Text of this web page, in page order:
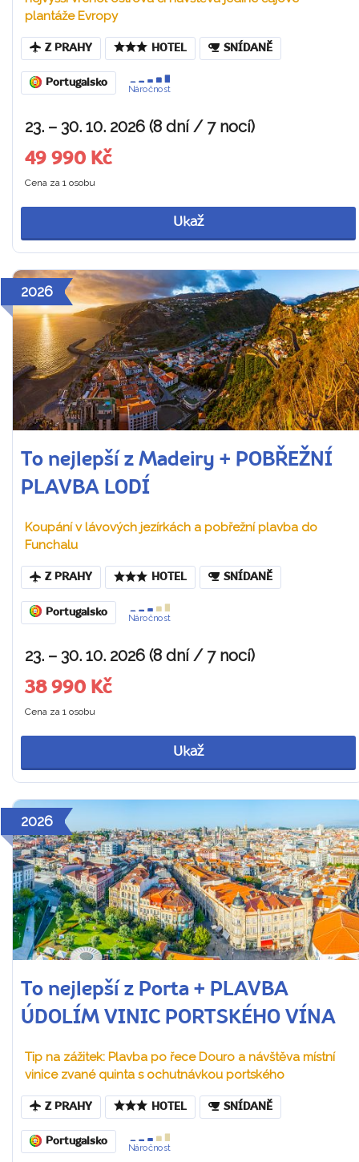
plantáže Evropy
Z PRAHY HOTEL SNÍDANĚ
Portugalsko
Náročnost
23. – 30. 10. 2026 (8 dní / 7 nocí)
49 990 Kč
Cena za 1 osobu
Ukaž
2026
To nejlepší z Madeiry + POBŘEŽNÍ
PLAVBA LODÍ
Koupání v lávových jezírkách a pobřežní plavba do
Funchalu
Z PRAHY HOTEL SNÍDANĚ
Portugalsko
Náročnost
23. – 30. 10. 2026 (8 dní / 7 nocí)
38 990 Kč
Cena za 1 osobu
Ukaž
2026
To nejlepší z Porta + PLAVBA
ÚDOLÍM VINIC PORTSKÉHO VÍNA
Tip na zážitek: Plavba po řece Douro a návštěva místní
vinice zvané quinta s ochutnávkou portského
Z PRAHY HOTEL SNÍDANĚ
Portugalsko
Náročnost